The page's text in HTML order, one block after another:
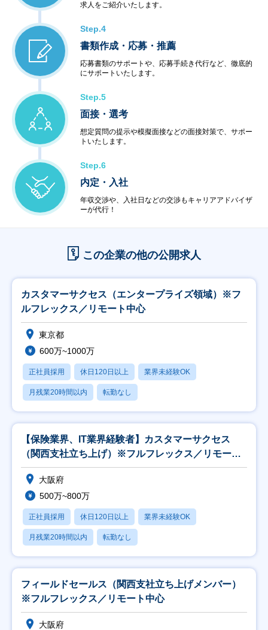
求人をご紹介いたします。
Step.4
書類作成・応募・推薦
応募書類のサポートや、応募手続き代行など、徹底的
にサポートいたします。
Step.5
面接・選考
想定質問の提示や模擬面接などの面接対策で、サポー
トいたします。
Step.6
内定・入社
年収交渉や、入社日などの交渉もキャリアアドバイザ
ーが代行！
この企業の他の公開求人
カスタマーサクセス（エンタープライズ領域）※フ
ルフレックス／リモート中心
東京都
600万~1000万
正社員採用 休日120日以上 業界未経験OK
月残業20時間以内 転勤なし
【保険業界、IT業界経験者】カスタマーサクセス
（関西支社立ち上げ）※フルフレックス／リモート
中心
大阪府
500万~800万
正社員採用 休日120日以上 業界未経験OK
月残業20時間以内 転勤なし
フィールドセールス（関西支社立ち上げメンバー）
※フルフレックス／リモート中心
大阪府